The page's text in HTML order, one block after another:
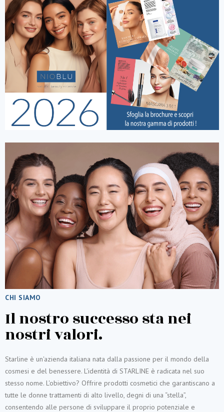
CHI SIAMO
Il nostro successo sta nei
nostri valori.
Starline è un'azienda italiana nata dalla passione per il mondo della
cosmesi e del benessere. L'identità di STARLINE è radicata nel suo
stesso nome. L'obiettivo? Offrire prodotti cosmetici che garantiscano a
tutte le donne trattamenti di alto livello, degni di una “stella”,
consentendo alle persone di sviluppare il proprio potenziale e